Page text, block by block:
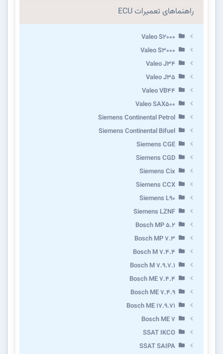
راهنماهای تعمیرات ECU
Valeo S2000
Valeo S3000
Valeo J34
Valeo J35
Valeo VB44
Valeo SAX500
Siemens Continental Petrol
Siemens Continental Bifuel
Siemens CGE
Siemens CGD
Siemens Cix
Siemens CCX
Siemens L90
Siemens LZNF
Bosch MP 5.2
Bosch MP 7.3
Bosch M 7.4.4
Bosch M 7.9.7.1
Bosch ME 7.4.4
Bosch ME 7.4.9
Bosch ME 17.9.71
Bosch ME 7
SSAT IKCO
SSAT SAIPA